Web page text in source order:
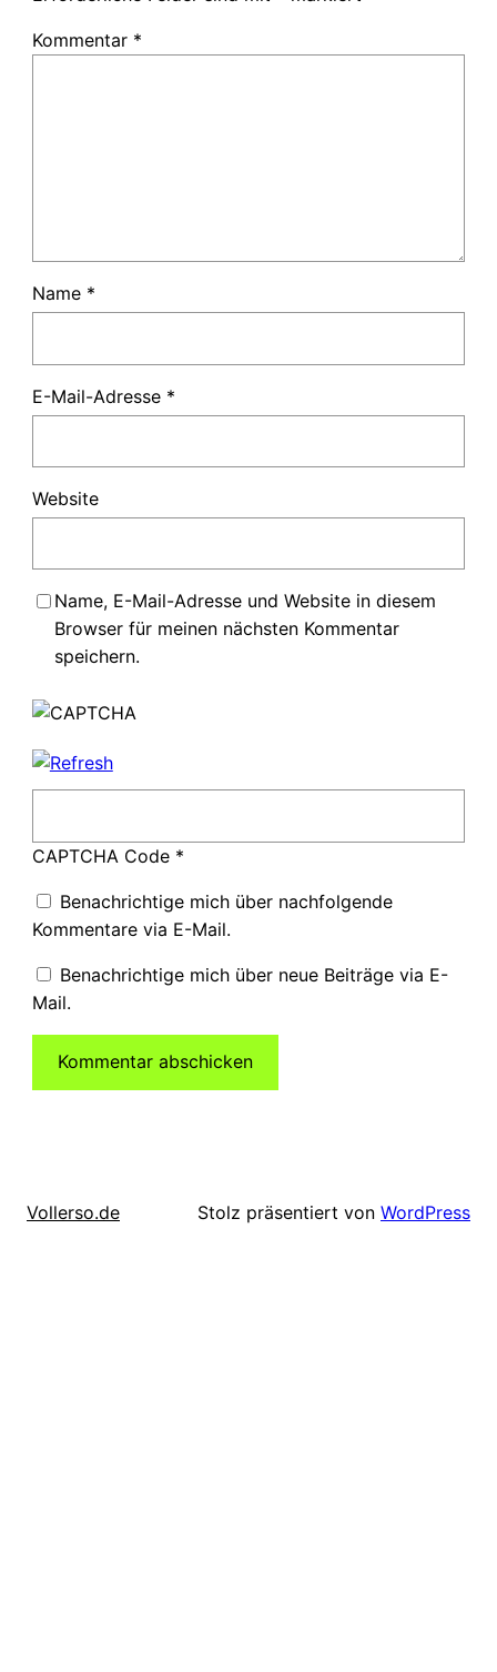
Kommentar *
Name *
E-Mail-Adresse *
Website
Name, E-Mail-Adresse und Website in diesem
Browser für meinen nächsten Kommentar
speichern.
CAPTCHA Code*
Benachrichtige mich über nachfolgende
Kommentare via E-Mail.
Benachrichtige mich über neue Beiträge via E-
Mail.
Vollerso.de Stolz präsentiert von WordPress